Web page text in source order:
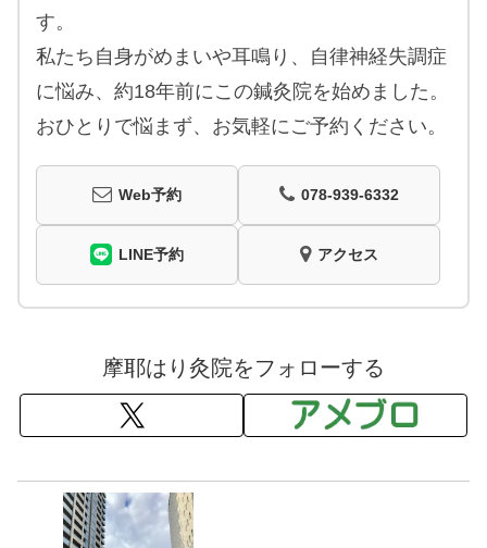
す。
私たち自身がめまいや耳鳴り、自律神経失調症
に悩み、約18年前にこの鍼灸院を始めました。
おひとりで悩まず、お気軽にご予約ください。
Web予約 078-939-6332
LINE予約 アクセス
摩耶はり灸院をフォローする